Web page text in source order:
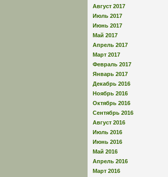
Август 2017
Июль 2017
Июнь 2017
Май 2017
Апрель 2017
Март 2017
Февраль 2017
Январь 2017
Декабрь 2016
Ноябрь 2016
Октябрь 2016
Сентябрь 2016
Август 2016
Июль 2016
Июнь 2016
Май 2016
Апрель 2016
Март 2016